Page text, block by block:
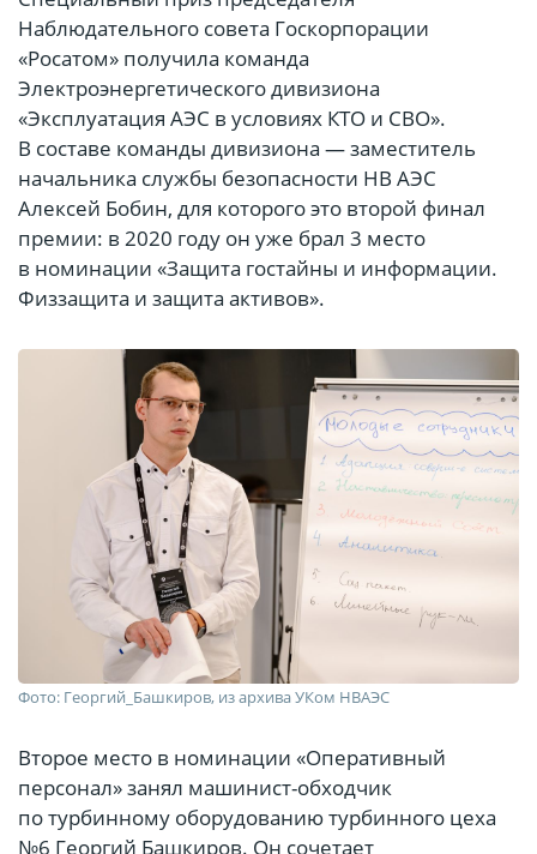
Наблюдательного совета Госкорпорации
«Росатом» получила команда
Электроэнергетического дивизиона
«Эксплуатация АЭС в условиях КТО и СВО».
В составе команды дивизиона — заместитель
начальника службы безопасности НВ АЭС
Алексей Бобин, для которого это второй финал
премии: в 2020 году он уже брал 3 место
в номинации «Защита гостайны и информации.
Физзащита и защита активов».
Фото: Георгий_Башкиров, из архива УКом НВАЭС
Второе место в номинации «Оперативный
персонал» занял машинист-обходчик
по турбинному оборудованию турбинного цеха
№6 Георгий Башкиров. Он сочетает